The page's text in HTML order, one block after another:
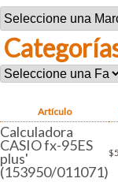
Artículo
Calculadora
CASIO fx-95ES
plus'
(153950/011071)